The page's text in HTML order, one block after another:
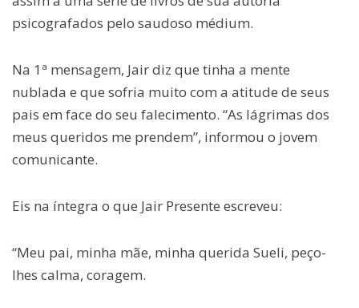
psicografados pelo saudoso médium.
Na 1ª mensagem, Jair diz que tinha a mente
nublada e que sofria muito com a atitude de seus
pais em face do seu falecimento. “As lágrimas dos
meus queridos me prendem”, informou o jovem
comunicante.
Eis na íntegra o que Jair Presente escreveu:
“Meu pai, minha mãe, minha querida Sueli, peço-
lhes calma, coragem.